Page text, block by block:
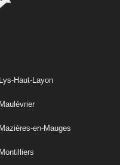
Lys-Haut-Layon
Maulévrier
Mazières-en-Mauges
Montilliers